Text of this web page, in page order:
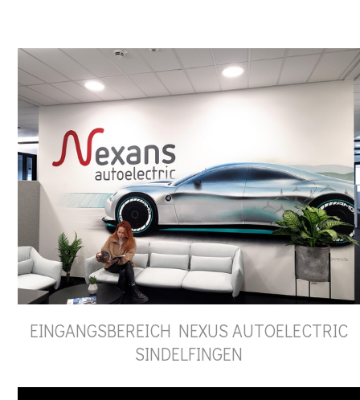
EINGANGSBEREICH NEXUS AUTOELECTRIC
SINDELFINGEN